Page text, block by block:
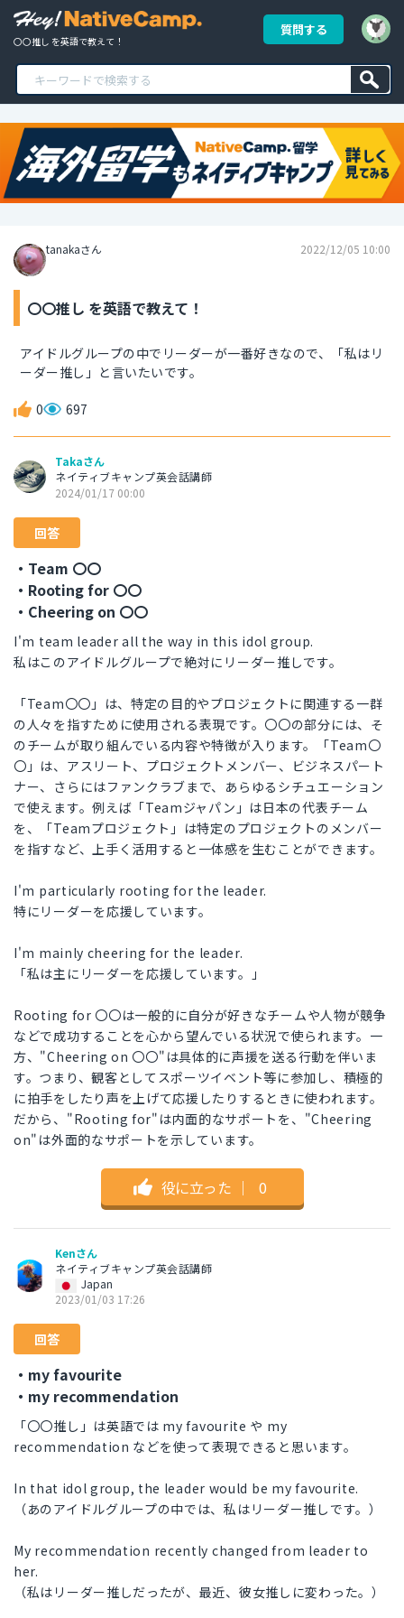
〇〇推し を英語で教えて！
質問する
tanakaさん 2022/12/05 10:00
〇〇推し を英語で教えて！
アイドルグループの中でリーダーが一番好きなので、「私はリ
ーダー推し」と言いたいです。
0 697
Takaさん
ネイティブキャンプ英会話講師
2024/01/17 00:00
回答
・Team 〇〇
・Rooting for 〇〇
・Cheering on 〇〇
I'm team leader all the way in this idol group.
私はこのアイドルグループで絶対にリーダー推しです。
「Team〇〇」は、特定の目的やプロジェクトに関連する一群
の人々を指すために使用される表現です。〇〇の部分には、そ
のチームが取り組んでいる内容や特徴が入ります。「Team〇
〇」は、アスリート、プロジェクトメンバー、ビジネスパート
ナー、さらにはファンクラブまで、あらゆるシチュエーション
で使えます。例えば「Teamジャパン」は日本の代表チーム
を、「Teamプロジェクト」は特定のプロジェクトのメンバー
を指すなど、上手く活用すると一体感を生むことができます。
I'm particularly rooting for the leader.
特にリーダーを応援しています。
I'm mainly cheering for the leader.
「私は主にリーダーを応援しています。」
Rooting for 〇〇は一般的に自分が好きなチームや人物が競争
などで成功することを心から望んでいる状況で使られます。一
方、"Cheering on 〇〇"は具体的に声援を送る行動を伴いま
す。つまり、観客としてスポーツイベント等に参加し、積極的
に拍手をしたり声を上げて応援したりするときに使われます。
だから、"Rooting for"は内面的なサポートを、"Cheering
on"は外面的なサポートを示しています。
役に立った ｜ 0
Kenさん
ネイティブキャンプ英会話講師
Japan
2023/01/03 17:26
回答
・my favourite
・my recommendation
「〇〇推し」は英語では my favourite や my
recommendation などを使って表現できると思います。
In that idol group, the leader would be my favourite.
（あのアイドルグループの中では、私はリーダー推しです。）
My recommendation recently changed from leader to
her.
（私はリーダー推しだったが、最近、彼女推しに変わった。）